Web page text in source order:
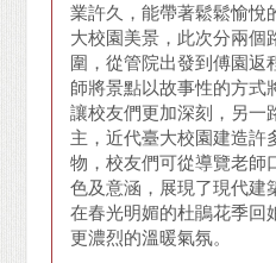
業許久，能帶著鬆鬆愉悅
大校園美景，此次分兩個
圍，從管院出發到傅園返
師將景點以故事性的方式
讓校友們更加深刻，另一
主，近代臺大校園建造許
物，校友們可從導覽老師
色及意涵，展現了現代建
在春光明媚的杜鵑花季回
更濃烈的溫暖氣氛。